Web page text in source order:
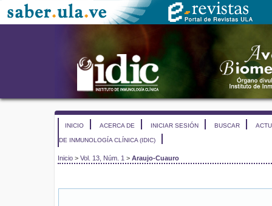
INICIO ACERCA DE INICIAR SESIÓN BUSCAR
DE INMUNOLOGÍA CLÍNICA (IDIC)
Inicio > Vol. 13, Núm. 1 > Araujo-Cuauro